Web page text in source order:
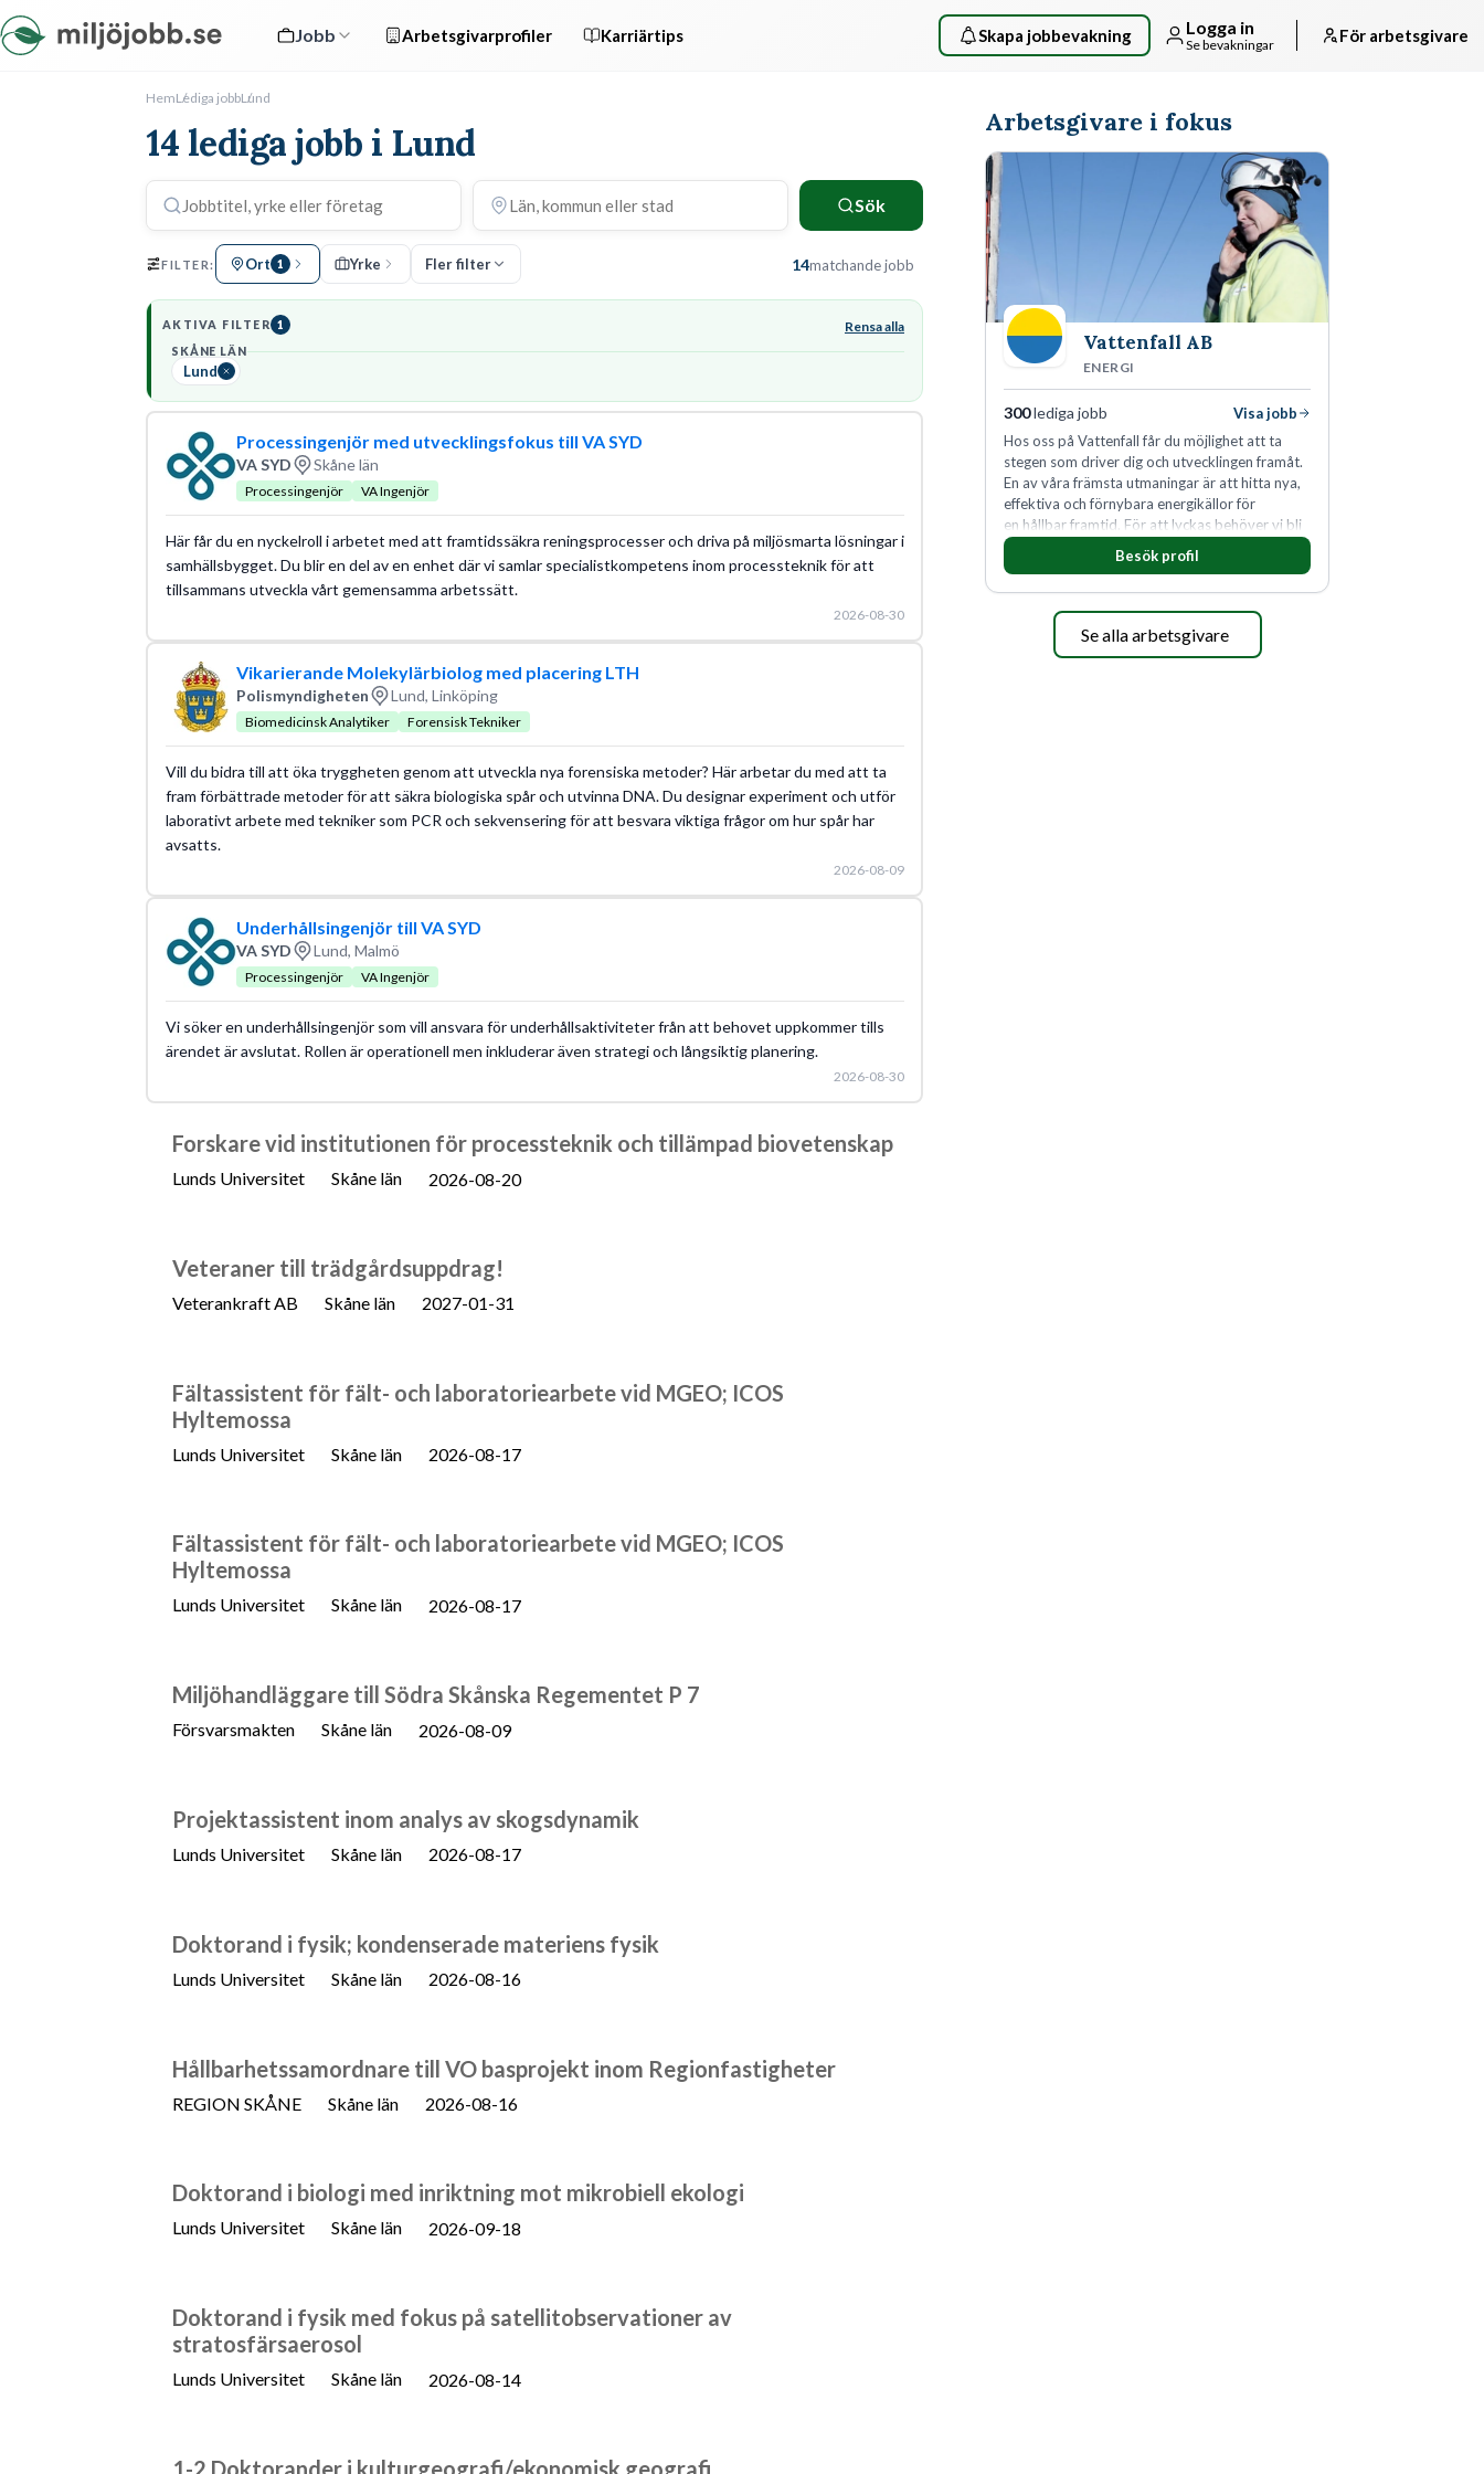
Jobb Arbetsgivarprofiler Karriärtips Skapa jobbevakning Logga in
Se bevakningar För arbetsgivare
HemLediga jobbLund
14 lediga jobb i Lund
Sök
FILTER: Ort 1 Yrke Fler filter 14matchande jobb
AKTIVA FILTER 1 Rensa alla
SKÅNE LÄN
Lund
Processingenjör med utvecklingsfokus till VA SYD
VA SYD Skåne län
Processingenjör VA Ingenjör
Här får du en nyckelroll i arbetet med att framtidssäkra reningsprocesser och driva på miljösmarta lösningar i
samhällsbygget. Du blir en del av en enhet där vi samlar specialistkompetens inom processteknik för att
tillsammans utveckla vårt gemensamma arbetssätt.
2026-08-30
Vikarierande Molekylärbiolog med placering LTH
Polismyndigheten Lund, Linköping
Biomedicinsk Analytiker Forensisk Tekniker
Vill du bidra till att öka tryggheten genom att utveckla nya forensiska metoder? Här arbetar du med att ta
fram förbättrade metoder för att säkra biologiska spår och utvinna DNA. Du designar experiment och utför
laborativt arbete med tekniker som PCR och sekvensering för att besvara viktiga frågor om hur spår har
avsatts.
2026-08-09
Underhållsingenjör till VA SYD
VA SYD Lund, Malmö
Processingenjör VA Ingenjör
Vi söker en underhållsingenjör som vill ansvara för underhållsaktiviteter från att behovet uppkommer tills
ärendet är avslutat. Rollen är operationell men inkluderar även strategi och långsiktig planering.
2026-08-30
Forskare vid institutionen för processteknik och tillämpad biovetenskap
Lunds Universitet Skåne län 2026-08-20
Veteraner till trädgårdsuppdrag!
Veterankraft AB Skåne län 2027-01-31
Fältassistent för fält- och laboratoriearbete vid MGEO; ICOS
Hyltemossa
Lunds Universitet Skåne län 2026-08-17
Fältassistent för fält- och laboratoriearbete vid MGEO; ICOS
Hyltemossa
Lunds Universitet Skåne län 2026-08-17
Miljöhandläggare till Södra Skånska Regementet P 7
Försvarsmakten Skåne län 2026-08-09
Projektassistent inom analys av skogsdynamik
Lunds Universitet Skåne län 2026-08-17
Doktorand i fysik; kondenserade materiens fysik
Lunds Universitet Skåne län 2026-08-16
Hållbarhetssamordnare till VO basprojekt inom Regionfastigheter
REGION SKÅNE Skåne län 2026-08-16
Doktorand i biologi med inriktning mot mikrobiell ekologi
Lunds Universitet Skåne län 2026-09-18
Doktorand i fysik med fokus på satellitobservationer av
stratosfärsaerosol
Lunds Universitet Skåne län 2026-08-14
1-2 Doktorander i kulturgeografi/ekonomisk geografi
Arbetsgivare i fokus
Vattenfall AB
ENERGI
300lediga jobb
Visa jobb
Hos oss på Vattenfall får du möjlighet att ta
stegen som driver dig och utvecklingen framåt.
En av våra främsta utmaningar är att hitta nya,
effektiva och förnybara energikällor för
en hållbar framtid. För att lyckas behöver vi bli
fler medarbetare som vill göra skillnad.
Besök profil
Se alla arbetsgivare